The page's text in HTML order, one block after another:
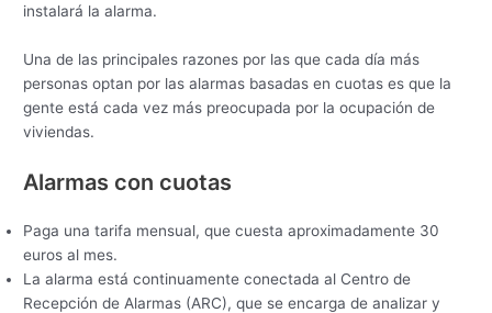
instalará la alarma.
Una de las principales razones por las que cada día más
personas optan por las alarmas basadas en cuotas es que la
gente está cada vez más preocupada por la ocupación de
viviendas.
Alarmas con cuotas
Paga una tarifa mensual, que cuesta aproximadamente 30
euros al mes.
La alarma está continuamente conectada al Centro de
Recepción de Alarmas (ARC), que se encarga de analizar y